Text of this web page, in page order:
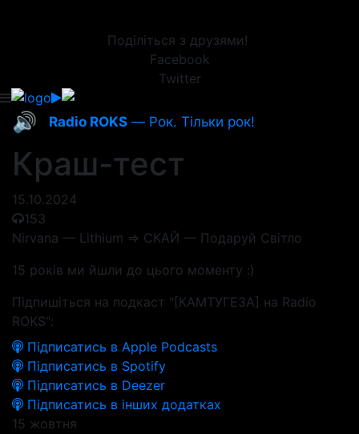
Поділіться з друзями!
Facebook
Twitter
🔊 Radio ROKS — Рок. Тільки рок!
Краш-тест
15.10.2024
153
Nirvana — Lithium => СКАЙ — Подаруй Світло
15 років ми йшли до цього моменту :)
Підпишіться на подкаст "[КАМТУГЕЗА] на Radio
ROKS":
Підписатись в Apple Podcasts
Підписатись в Spotify
Підписатись в Deezer
Підписатись в інших додатках
15 жовтня